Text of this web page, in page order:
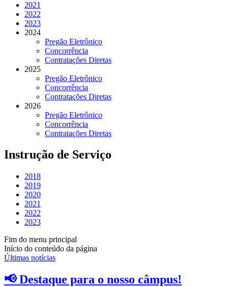
2021
2022
2023
2024
Pregão Eletrônico
Concorrência
Contratações Diretas
2025
Pregão Eletrônico
Concorrência
Contratações Diretas
2026
Pregão Eletrônico
Concorrência
Contratações Diretas
Instrução de Serviço
2018
2019
2020
2021
2022
2023
Fim do menu principal
Início do conteúdo da página
Últimas notícias
📢 Destaque para o nosso câmpus!